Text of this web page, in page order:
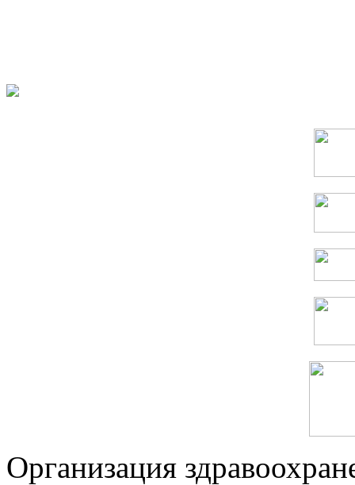
Организация